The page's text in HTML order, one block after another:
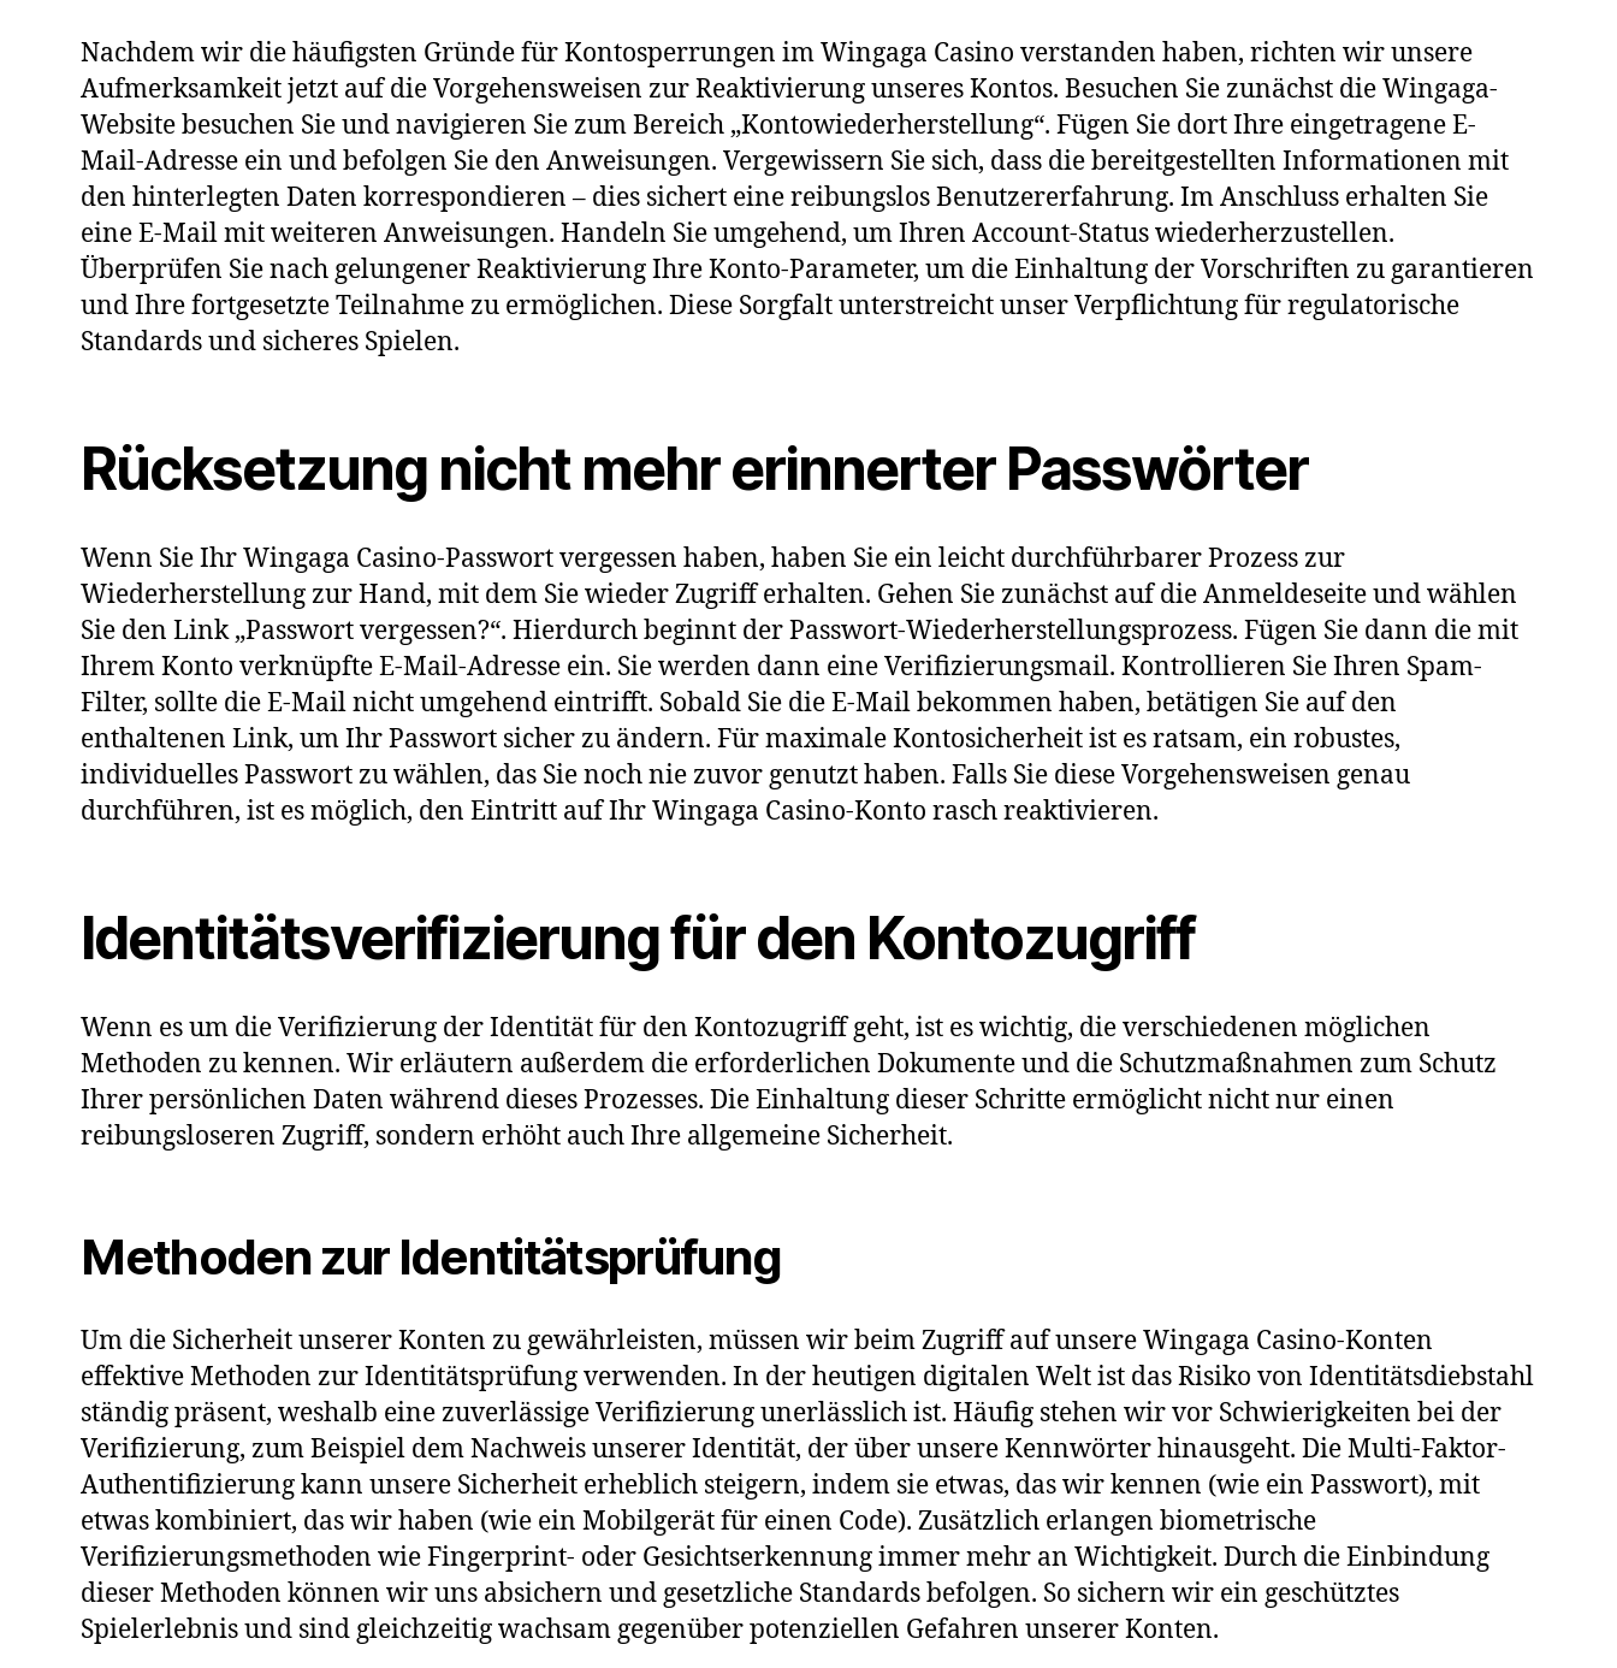
Nachdem wir die häufigsten Gründe für Kontosperrungen im Wingaga Casino verstanden haben, richten wir unsere
Aufmerksamkeit jetzt auf die Vorgehensweisen zur Reaktivierung unseres Kontos. Besuchen Sie zunächst die Wingaga-
Website besuchen Sie und navigieren Sie zum Bereich „Kontowiederherstellung“. Fügen Sie dort Ihre eingetragene E-
Mail-Adresse ein und befolgen Sie den Anweisungen. Vergewissern Sie sich, dass die bereitgestellten Informationen mit
den hinterlegten Daten korrespondieren – dies sichert eine reibungslos Benutzererfahrung. Im Anschluss erhalten Sie
eine E-Mail mit weiteren Anweisungen. Handeln Sie umgehend, um Ihren Account-Status wiederherzustellen.
Überprüfen Sie nach gelungener Reaktivierung Ihre Konto-Parameter, um die Einhaltung der Vorschriften zu garantieren
und Ihre fortgesetzte Teilnahme zu ermöglichen. Diese Sorgfalt unterstreicht unser Verpflichtung für regulatorische
Standards und sicheres Spielen.
Rücksetzung nicht mehr erinnerter Passwörter
Wenn Sie Ihr Wingaga Casino-Passwort vergessen haben, haben Sie ein leicht durchführbarer Prozess zur
Wiederherstellung zur Hand, mit dem Sie wieder Zugriff erhalten. Gehen Sie zunächst auf die Anmeldeseite und wählen
Sie den Link „Passwort vergessen?“. Hierdurch beginnt der Passwort-Wiederherstellungsprozess. Fügen Sie dann die mit
Ihrem Konto verknüpfte E-Mail-Adresse ein. Sie werden dann eine Verifizierungsmail. Kontrollieren Sie Ihren Spam-
Filter, sollte die E-Mail nicht umgehend eintrifft. Sobald Sie die E-Mail bekommen haben, betätigen Sie auf den
enthaltenen Link, um Ihr Passwort sicher zu ändern. Für maximale Kontosicherheit ist es ratsam, ein robustes,
individuelles Passwort zu wählen, das Sie noch nie zuvor genutzt haben. Falls Sie diese Vorgehensweisen genau
durchführen, ist es möglich, den Eintritt auf Ihr Wingaga Casino-Konto rasch reaktivieren.
Identitätsverifizierung für den Kontozugriff
Wenn es um die Verifizierung der Identität für den Kontozugriff geht, ist es wichtig, die verschiedenen möglichen
Methoden zu kennen. Wir erläutern außerdem die erforderlichen Dokumente und die Schutzmaßnahmen zum Schutz
Ihrer persönlichen Daten während dieses Prozesses. Die Einhaltung dieser Schritte ermöglicht nicht nur einen
reibungsloseren Zugriff, sondern erhöht auch Ihre allgemeine Sicherheit.
Methoden zur Identitätsprüfung
Um die Sicherheit unserer Konten zu gewährleisten, müssen wir beim Zugriff auf unsere Wingaga Casino-Konten
effektive Methoden zur Identitätsprüfung verwenden. In der heutigen digitalen Welt ist das Risiko von Identitätsdiebstahl
ständig präsent, weshalb eine zuverlässige Verifizierung unerlässlich ist. Häufig stehen wir vor Schwierigkeiten bei der
Verifizierung, zum Beispiel dem Nachweis unserer Identität, der über unsere Kennwörter hinausgeht. Die Multi-Faktor-
Authentifizierung kann unsere Sicherheit erheblich steigern, indem sie etwas, das wir kennen (wie ein Passwort), mit
etwas kombiniert, das wir haben (wie ein Mobilgerät für einen Code). Zusätzlich erlangen biometrische
Verifizierungsmethoden wie Fingerprint- oder Gesichtserkennung immer mehr an Wichtigkeit. Durch die Einbindung
dieser Methoden können wir uns absichern und gesetzliche Standards befolgen. So sichern wir ein geschütztes
Spielerlebnis und sind gleichzeitig wachsam gegenüber potenziellen Gefahren unserer Konten.